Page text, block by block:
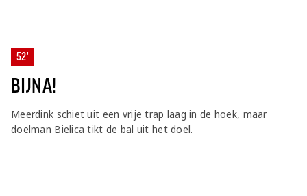
52'
BIJNA!
Meerdink schiet uit een vrije trap laag in de hoek, maar
doelman Bielica tikt de bal uit het doel.